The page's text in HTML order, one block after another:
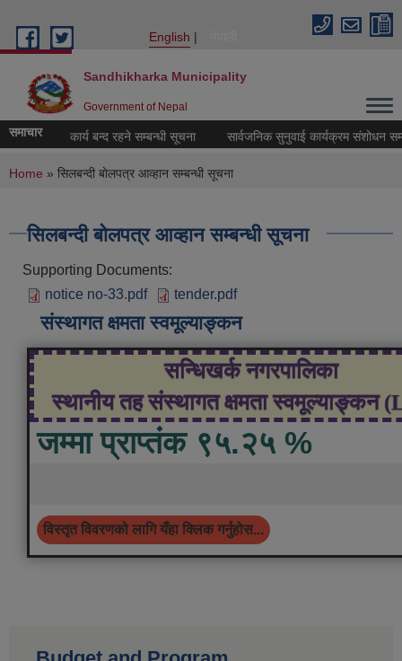
English
Sandhikharka Municipality
Government of Nepal
समाचार
सङ्कलन कार्य बन्द रहने सम्बन्धी सूचना सार्वजनिक सुनुवाई कार्यक्रम संशोधन
You are here
Home » सिलबन्दी बाेलपत्र आव्हान सम्बन्धी सूचना
सिलबन्दी बाेलपत्र आव्हान सम्बन्धी सूचना
Supporting Documents:
notice no-33.pdf
tender.pdf
संस्थागत क्षमता स्वमूल्याङ्कन
सन्धिखर्क नगरपालिका
स्थानीय तह संस्थागत क्षमता स्वमूल्याङ्कन
जम्मा प्राप्तंक ९५.२५ %
विस्तृत विवरणको लागि यँहा क्लिक गर्नुहोस...